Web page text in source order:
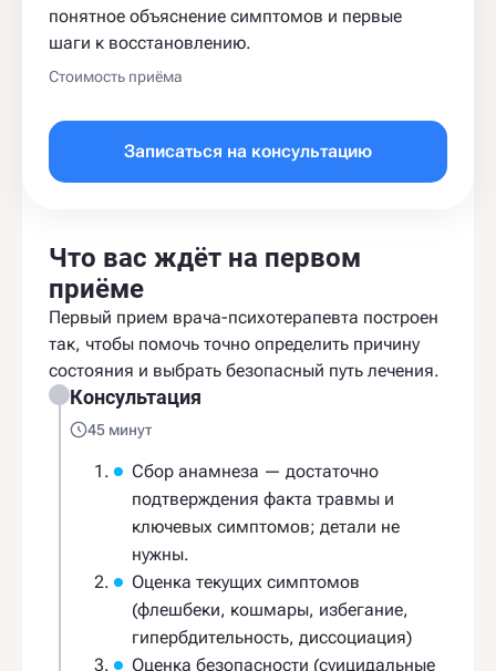
понятное объяснение симптомов и первые
шаги к восстановлению.
Стоимость приёма
Записаться на консультацию
Что вас ждёт на первом
приёме
Первый прием врача-психотерапевта построен
так, чтобы помочь точно определить причину
состояния и выбрать безопасный путь лечения.
Консультация
45 минут
Сбор анамнеза — достаточно
подтверждения факта травмы и
ключевых симптомов; детали не
нужны.
Оценка текущих симптомов
(флешбеки, кошмары, избегание,
гипербдительность, диссоциация)
Оценка безопасности (суицидальные